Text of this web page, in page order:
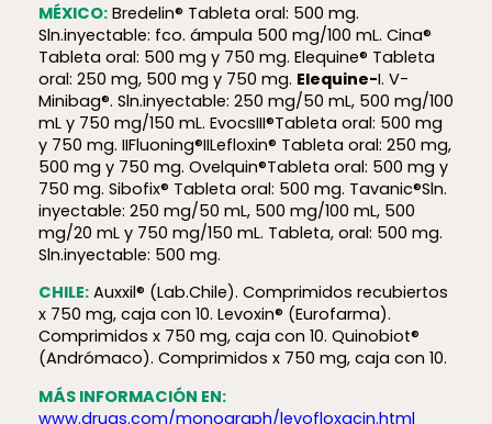
MÉXICO:Bredelin® Tableta oral: 500 mg.
Sln.inyectable: fco. ámpula 500 mg/100 mL. Cina®
Tableta oral: 500 mg y 750 mg. Elequine® Tableta
oral: 250 mg, 500 mg y 750 mg. Elequine-I. V-
Minibag®. Sln.inyectable: 250 mg/50 mL, 500 mg/100
mL y 750 mg/150 mL. EvocsIII®Tableta oral: 500 mg
y 750 mg. IIFluoning®IILefloxin® Tableta oral: 250 mg,
500 mg y 750 mg. Ovelquin®Tableta oral: 500 mg y
750 mg. Sibofix® Tableta oral: 500 mg. Tavanic®Sln.
inyectable: 250 mg/50 mL, 500 mg/100 mL, 500
mg/20 mL y 750 mg/150 mL. Tableta, oral: 500 mg.
Sln.inyectable: 500 mg.
CHILE:Auxxil® (Lab.Chile). Comprimidos recubiertos
x 750 mg, caja con 10. Levoxin® (Eurofarma).
Comprimidos x 750 mg, caja con 10. Quinobiot®
(Andrómaco). Comprimidos x 750 mg, caja con 10.
MÁS INFORMACIÓN EN:
www.drugs.com/monograph/levofloxacin.html